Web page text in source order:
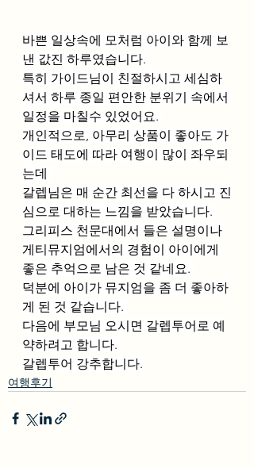
바쁜 일상속에 모처럼 아이와 함께 보
낸 값진 하루였습니다.
특히 가이드님이 친절하시고 세심하
셔서 하루 종일 편안한 분위기 속에서
일정을 마칠수 있었어요.
개인적으로, 아무리 상품이 좋아도 가
이드 태도에 따라 여행이 많이 좌우되
는데
갈렙님은 매 순간 최선을 다 하시고 진
심으로 대하는 느낌을 받았습니다.
그리피스 천문대에서 들은 설명이나
게티뮤지엄에서의 경험이 아이에게
좋은 추억으로 남은 것 같네요.
덕분에 아이가 뮤지엄을 좀 더 좋아하
게 된 것 같습니다.
다음에 부모님 오시면 갈렙투어로 예
약하려고 합니다.
갈렙투어 강추합니다.
여행후기